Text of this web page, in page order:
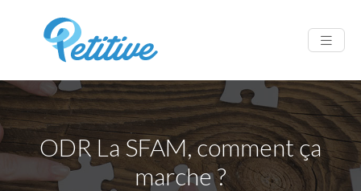
ODR La SFAM, comment ça
marche ?